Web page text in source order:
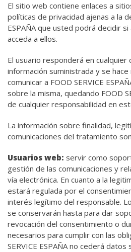
El sitio web contiene enlaces a
políticas de privacidad ajenas a la
ESPAÑA que usted podrá decidir
acceda a ellos.
El usuario responderá en cualquier
información suministrada y se
comunicar a FOOD SERVICE
sobre la misma, quedando FOOD
de cualquier responsabilidad en
La información sobre finalidad,
comunicaciones del tratamiento
Usuarios web: servir como
gestión de las comunicaciones y
vía electrónica. En cuanto a la
estará regulada por el
interés legítimo del responsable.
se conservarán hasta para dar
revocación del consentimiento o
necesarios para cumplir con las
SERVICE ESPAÑA no cederá datos